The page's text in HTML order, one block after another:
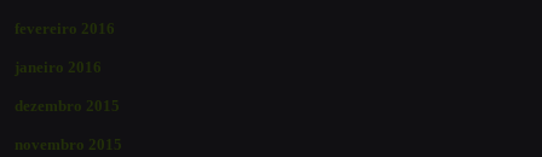
fevereiro 2016
janeiro 2016
dezembro 2015
novembro 2015